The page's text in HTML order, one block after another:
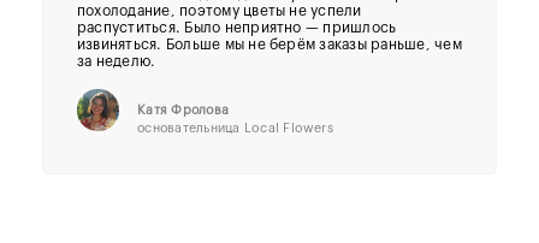
похолодание, поэтому цветы не успели
распуститься. Было неприятно — пришлось
извиняться. Больше мы не берём заказы раньше, чем
за неделю.
Катя Фролова
основательница Local Flowers